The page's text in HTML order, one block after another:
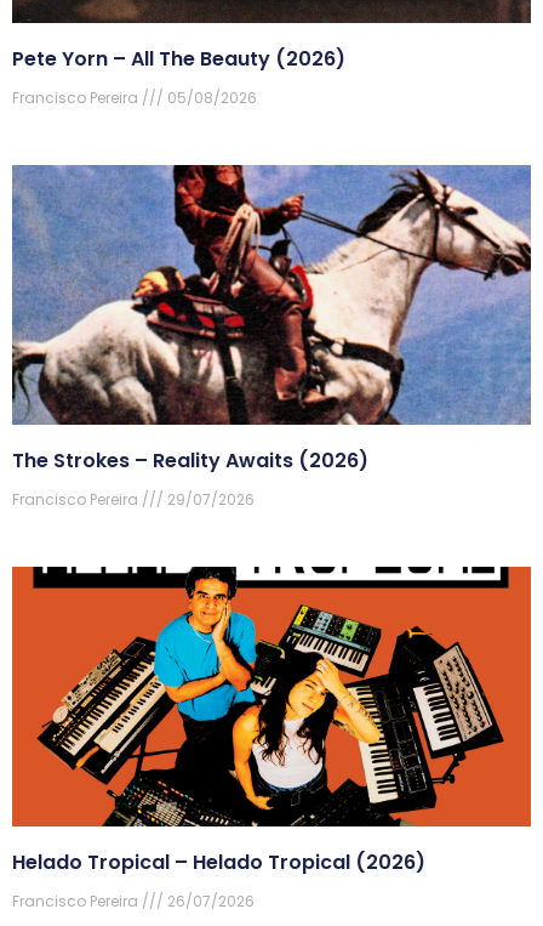
Pete Yorn – All The Beauty (2026)
Francisco Pereira 05/08/2026
The Strokes – Reality Awaits (2026)
Francisco Pereira 29/07/2026
Helado Tropical – Helado Tropical (2026)
Francisco Pereira 26/07/2026